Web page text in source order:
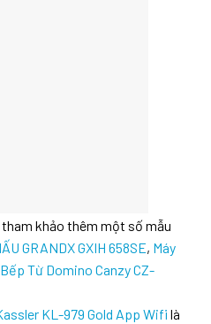
khảo thêm một số mẫu
GRANDX GXIH 658SE, Máy
Bếp Từ Domino Canzy CZ-
KL-979 Gold App Wifi là